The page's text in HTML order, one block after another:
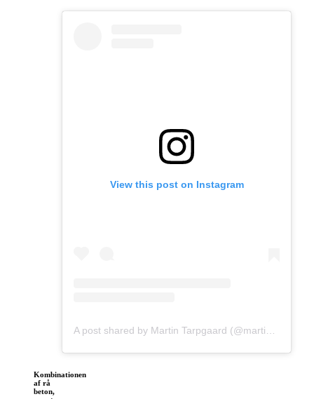
View this post on Instagram
Kombinationen
af rå
beton,